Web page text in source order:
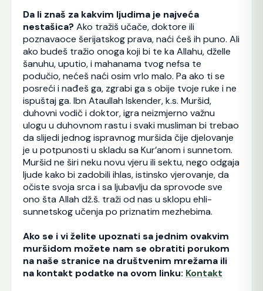
Da li znaš za kakvim ljudima je najveća
nestašica? Ako tražiš učače, doktore ili
poznavaoce šerijatskog prava, naći ćeš ih puno. Ali
ako budeš tražio onoga koji bi te ka Allahu, dželle
šanuhu, uputio, i mahanama tvog nefsa te
podučio, nećeš naći osim vrlo malo. Pa ako ti se
posreći i nađeš ga, zgrabi ga s obije tvoje ruke i ne
ispuštaj ga. Ibn Ataullah Iskender, k.s. Muršid,
duhovni vodič i doktor, igra neizmjerno važnu
ulogu u duhovnom rastu i svaki musliman bi trebao
da slijedi jednog ispravnog muršida čije djelovanje
je u potpunosti u skladu sa Kur’anom i sunnetom.
Muršid ne širi neku novu vjeru ili sektu, nego odgaja
ljude kako bi zadobili ihlas, istinsko vjerovanje, da
očiste svoja srca i sa ljubavlju da sprovode sve
ono šta Allah dž.š. traži od nas u sklopu ehli-
sunnetskog učenja po priznatim mezhebima.
Ako se i vi želite upoznati sa jednim ovakvim
muršidom možete nam se obratiti porukom
na naše stranice na društvenim mrežama ili
na kontakt podatke na ovom linku: Kontakt